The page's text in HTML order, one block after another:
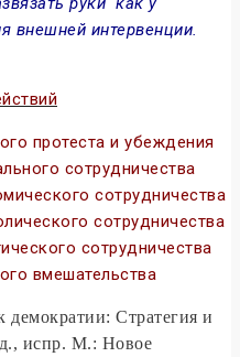
внешней интервенции.
протеста и убеждения
сотрудничества
сотрудничества
сотрудничества
сотрудничества
вмешательства
демократии: Стратегия и
испр. М.: Новое